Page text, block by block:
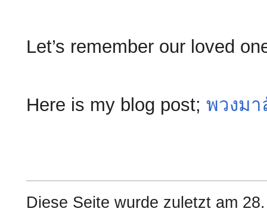
Let’s remember our loved
Here is my blog post; พวงม
Diese Seite wurde zuletzt am